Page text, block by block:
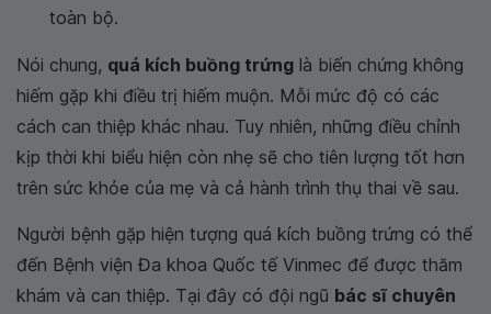
toàn bộ.
Nói chung, quá kích buồng trứng là biến chứng không
hiếm gặp khi điều trị hiếm muộn. Mỗi mức độ có các
cách can thiệp khác nhau. Tuy nhiên, những điều chỉnh
kịp thời khi biểu hiện còn nhẹ sẽ cho tiên lượng tốt hơn
trên sức khỏe của mẹ và cả hành trình thụ thai về sau.
Người bệnh gặp hiện tượng quá kích buồng trứng có thể
đến Bệnh viện Đa khoa Quốc tế Vinmec để được thăm
khám và can thiệp. Tại đây có đội ngũ bác sĩ chuyên